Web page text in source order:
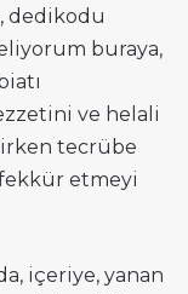
dedikodu
buraya,
ve helali
tecrübe
etmeyi
içeriye, yanan